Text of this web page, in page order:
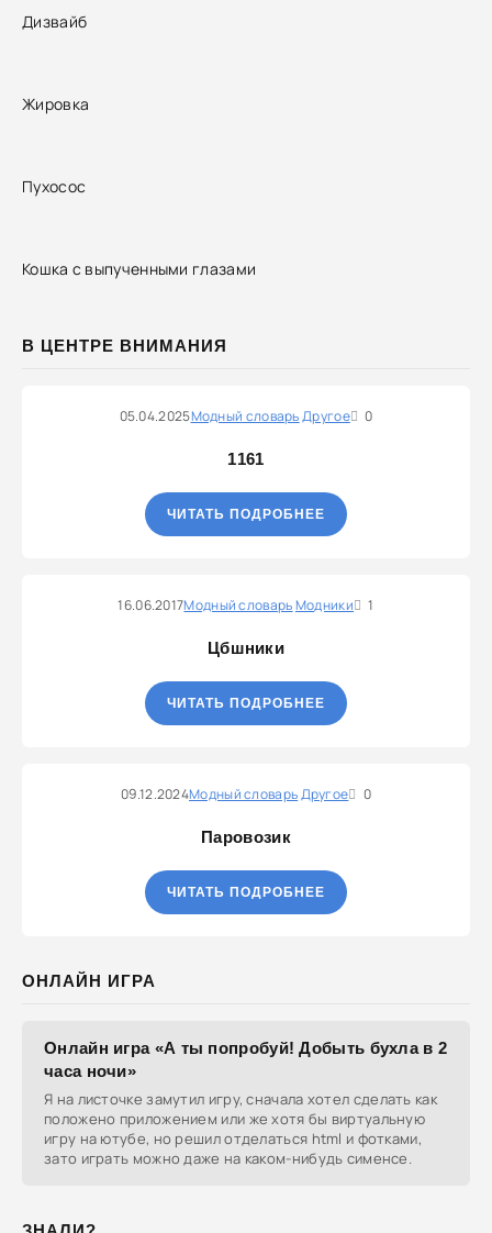
Дизвайб
Жировка
Пухосос
Кошка с выпученными глазами
В ЦЕНТРЕ ВНИМАНИЯ
05.04.2025Модный словарьДругое 0
1161
ЧИТАТЬ ПОДРОБНЕЕ
16.06.2017Модный словарьМодники 1
Цбшники
ЧИТАТЬ ПОДРОБНЕЕ
09.12.2024Модный словарьДругое 0
Паровозик
ЧИТАТЬ ПОДРОБНЕЕ
ОНЛАЙН ИГРА
Онлайн игра «А ты попробуй! Добыть бухла в 2
часа ночи»
Я на листочке замутил игру, сначала хотел сделать как
положено приложением или же хотя бы виртуальную
игру на ютубе, но решил отделаться html и фотками,
зато играть можно даже на каком-нибудь сименсе.